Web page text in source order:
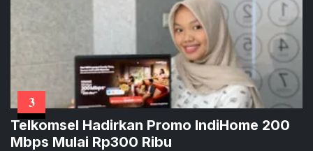
3
Telkomsel Hadirkan Promo IndiHome 200
Mbps Mulai Rp300 Ribu